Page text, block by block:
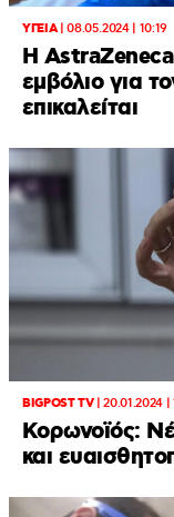
ΥΓΕΙΑ|08.05.2024 | 10:19
Η
εμβόλιο για
επικαλείται
BIGPOST TV|20.01.2024 |
Κορωνοϊός:
και